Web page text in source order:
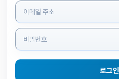
로그인 정보 입력
로그인